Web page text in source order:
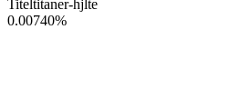
Titeltitaner-hjlte
0.00740%